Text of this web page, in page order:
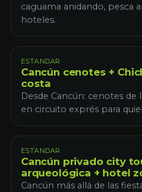
caguama anidando, pesca
hoteles.
ESTANDAR
Cancún cenotes +
costa
Desde Cancún: cenotes de
en circuito exprés para
ESTANDAR
Cancún privado city
arqueológica + hotel
Cancún más allá de las